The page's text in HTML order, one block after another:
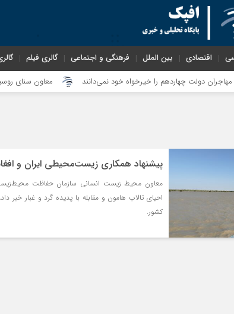
اقتصادی بین الملل فرهنگی و اجتماعی گالری فیلم
معاون سنای روسیه:
پیشنهاد همکاری زیست‌محیطی ایران و
معاون محیط زیست انسانی سازمان حفاظت محیط‌زیست
احیای تالاب هامون و مقابله با پدیده گرد و غبار خبر
کشور.